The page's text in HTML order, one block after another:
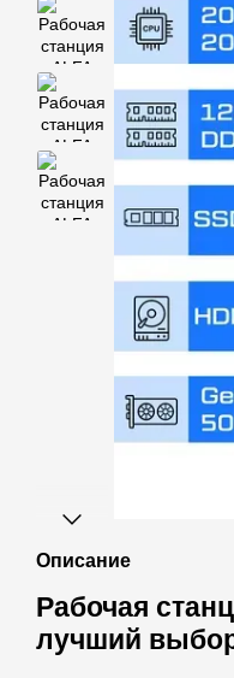
Описание
Рабочая
лучший